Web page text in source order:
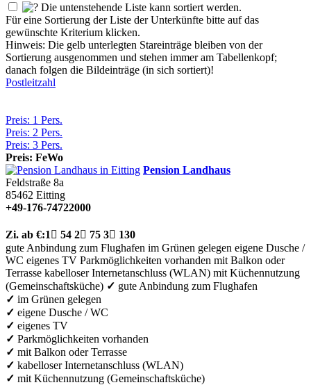
Die untenstehende Liste kann sortiert werden.
Für eine Sortierung der Liste der Unterkünfte bitte auf das
gewünschte Kriterium klicken.
Hinweis: Die gelb unterlegten Stareinträge bleiben von der
Sortierung ausgenommen und stehen immer am Tabellenkopf;
danach folgen die Bildeinträge (in sich sortiert)!
Postleitzahl
Preis: 1 Pers.
Preis: 2 Pers.
Preis: 3 Pers.
Preis: FeWo
Pension Landhaus
Feldstraße 8a
85462 Eitting
+49-176-74722000
Zi. ab €:1  54 2 75 3 130
gute Anbindung zum Flughafen im Grünen gelegen eigene Dusche /
WC eigenes TV Parkmöglichkeiten vorhanden mit Balkon oder
Terrasse kabelloser Internetanschluss (WLAN) mit Küchennutzung
(Gemeinschaftsküche) ✓ gute Anbindung zum Flughafen
✓ im Grünen gelegen
✓ eigene Dusche / WC
✓ eigenes TV
✓ Parkmöglichkeiten vorhanden
✓ mit Balkon oder Terrasse
✓ kabelloser Internetanschluss (WLAN)
✓ mit Küchennutzung (Gemeinschaftsküche)